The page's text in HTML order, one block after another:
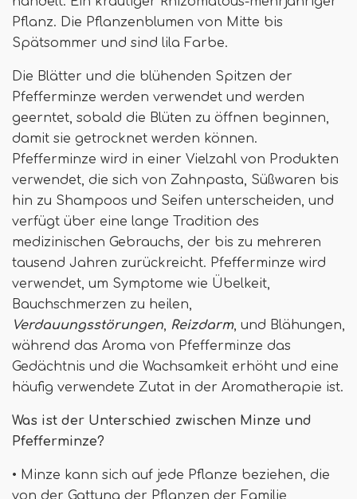
Pflanz. Die Pflanzenblumen von Mitte bis
Spätsommer und sind lila Farbe.
Die Blätter und die blühenden Spitzen der
Pfefferminze werden verwendet und werden
geerntet, sobald die Blüten zu öffnen beginnen,
damit sie getrocknet werden können.
Pfefferminze wird in einer Vielzahl von Produkten
verwendet, die sich von Zahnpasta, Süßwaren bis
hin zu Shampoos und Seifen unterscheiden, und
verfügt über eine lange Tradition des
medizinischen Gebrauchs, der bis zu mehreren
tausend Jahren zurückreicht. Pfefferminze wird
verwendet, um Symptome wie Übelkeit,
Bauchschmerzen zu heilen,
Verdauungsstörungen, Reizdarm, und Blähungen,
während das Aroma von Pfefferminze das
Gedächtnis und die Wachsamkeit erhöht und eine
häufig verwendete Zutat in der Aromatherapie ist.
Was ist der Unterschied zwischen Minze und
Pfefferminze?
• Minze kann sich auf jede Pflanze beziehen, die
von der Gattung der Pflanzen der Familie